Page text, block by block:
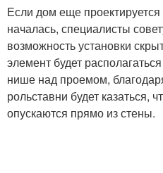
Если дом еще проектируется
началась, специалисты
возможность установки
элемент будет
нише над проемом,
рольставни будет казаться,
опускаются прямо из стены.